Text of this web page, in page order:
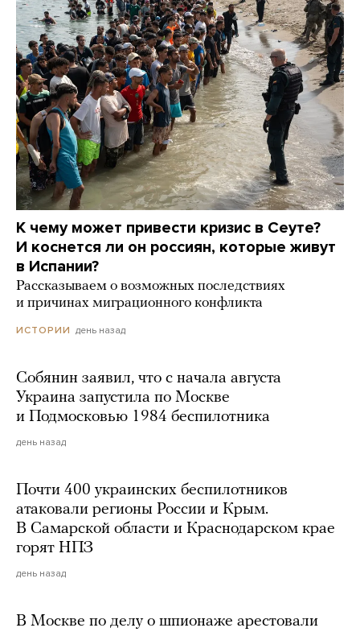
К чему может привести кризис в Сеуте?
И коснется ли он россиян, которые живут
в Испании?
Рассказываем о возможных последствиях
и причинах миграционного конфликта
ИСТОРИИ день назад
Собянин заявил, что с начала августа
Украина запустила по Москве
и Подмосковью 1984 беспилотника
день назад
Почти 400 украинских беспилотников
атаковали регионы России и Крым.
В Самарской области и Краснодарском крае
горят НПЗ
день назад
В Москве по делу о шпионаже арестовали